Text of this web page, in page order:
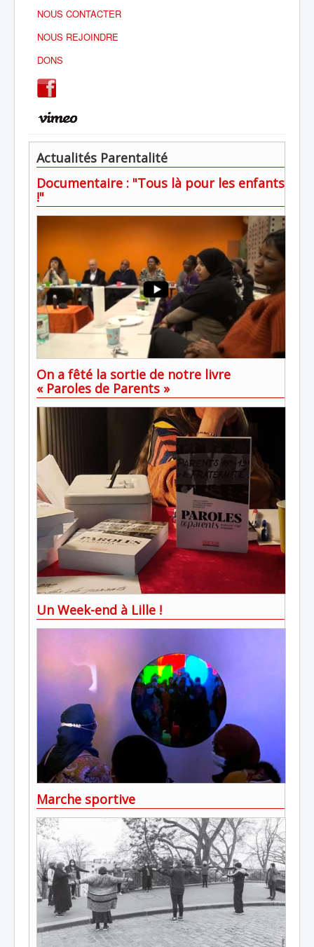
NOUS CONTACTER
NOUS REJOINDRE
DONS
Actualités Parentalité
Documentaire : "Tous là pour les enfants
!"
On a fêté la sortie de notre livre
« Paroles de Parents »
Un Week-end à Lille !
Marche sportive